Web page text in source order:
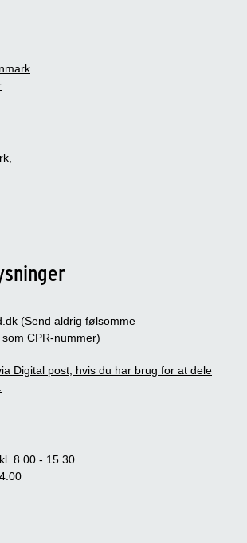
(Send aldrig følsomme
CPR-nummer)
Digital post, hvis du har brug for at dele
8.00 - 15.30